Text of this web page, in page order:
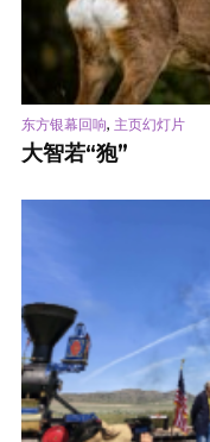
东方银幕回响, 主页幻灯片
大智若“狍”